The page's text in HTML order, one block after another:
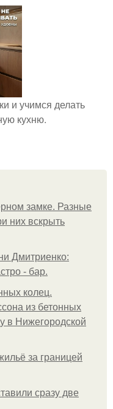
и учимся делать
кухню.
замке. Разные
них вскрыть
Дмитриенко:
- бар.
колец.
из бетонных
в Нижегородской
за границей
сразу две